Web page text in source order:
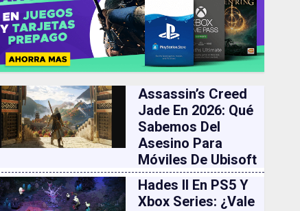
Assassin’s Creed
Jade En 2026: Qué
Sabemos Del
Asesino Para
Móviles De Ubisoft
Hades II En PS5 Y
Xbox Series: ¿vale